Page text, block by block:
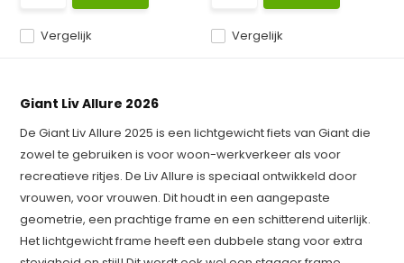
Vergelijk Vergelijk
Giant Liv Allure 2026
De Giant Liv Allure 2025 is een lichtgewicht fiets van Giant die
zowel te gebruiken is voor woon-werkverkeer als voor
recreatieve ritjes. De Liv Allure is speciaal ontwikkeld door
vrouwen, voor vrouwen. Dit houdt in een aangepaste
geometrie, een prachtige frame en een schitterend uiterlijk.
Het lichtgewicht frame heeft een dubbele stang voor extra